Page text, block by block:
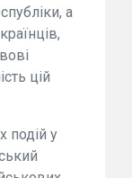
а
цій
подій у